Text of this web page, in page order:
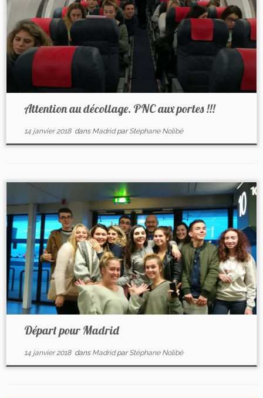
Attention au décollage. PNC aux portes !!!
14 janvier 2018dans MadridparStéphane Nolibé
Départ pour Madrid
14 janvier 2018dans MadridparStéphane Nolibé